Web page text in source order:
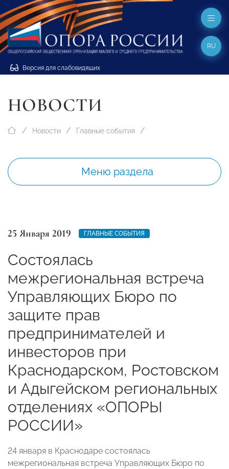
Версия для слабовидящих
RU
НОВОСТИ
Новости Главные события
Меню раздела
25 Января 2019 ГЛАВНЫЕ СОБЫТИЯ
Состоялась
межрегиональная встреча
Управляющих Бюро по
защите прав
предпринимателей и
инвесторов при
Краснодарском, Ростовском
и Адыгейском региональных
отделениях «ОПОРЫ
РОССИИ»
24 января в Краснодаре состоялась
межрегиональная встреча Управляющих Бюро по